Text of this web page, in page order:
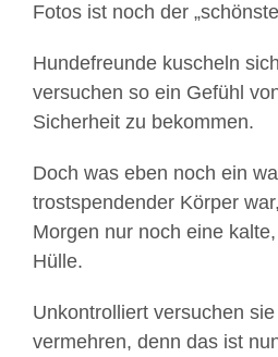
Fotos ist noch der
Hundefreunde kuscheln
versuchen so ein Gefühl
Sicherheit zu bekommen.
Doch was eben noch ein
trostspendender Körper
Morgen nur noch eine
Hülle.
Unkontrolliert versuchen
vermehren, denn das ist